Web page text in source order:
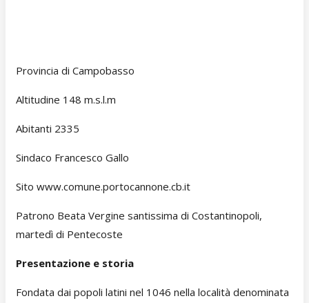
Provincia di Campobasso
Altitudine 148 m.s.l.m
Abitanti 2335
Sindaco Francesco Gallo
Sito www.comune.portocannone.cb.it
Patrono Beata Vergine santissima di Costantinopoli,
martedì di Pentecoste
Presentazione e storia
Fondata dai popoli latini nel 1046 nella località denominata